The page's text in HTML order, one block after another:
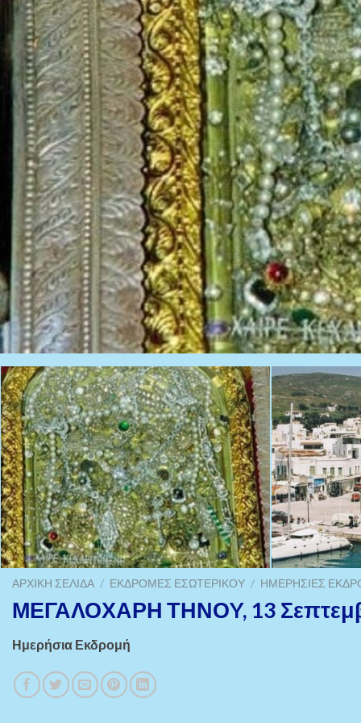
ΑΡΧΙΚΉ ΣΕΛΊΔΑ / ΕΚΔΡΟΜΈΣ ΕΣΩΤΕΡΙΚΟΎ / ΗΜΕΡΉΣΙΕΣ
ΜΕΓΑΛΟΧΑΡΗ ΤΗΝΟY, 13
Ημερήσια Εκδρομή